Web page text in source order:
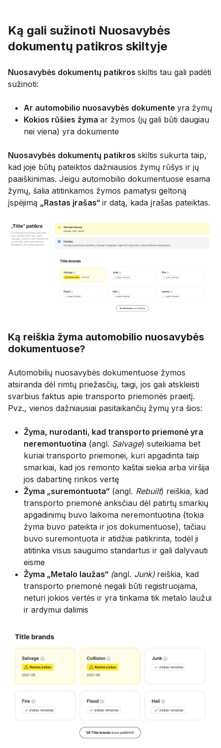
Ką gali sužinoti Nuosavybės
dokumentų patikros skiltyje
Nuosavybės dokumentų patikros skiltis tau gali padėti
sužinoti:
Ar automobilio nuosavybės dokumente yra žymų
Kokios rūšies žyma ar žymos (jų gali būti daugiau
nei viena) yra dokumente
Nuosavybės dokumentų patikros skiltis sukurta taip,
kad joje būtų pateiktos dažniausios žymų rūšys ir jų
paaiškinimas. Jeigu automobilio dokumentuose esama
žymų, šalia atitinkamos žymos pamatysi geltoną
įspėjimą „Rastas įrašas“ ir datą, kada įrašas pateiktas.
Ką reiškia žyma automobilio nuosavybės
dokumentuose?
Automobilių nuosavybės dokumentuose žymos
atsiranda dėl rimtų priežasčių, taigi, jos gali atskleisti
svarbius faktus apie transporto priemonės praeitį.
Pvz., vienos dažniausiai pasitaikančių žymų yra šios:
Žyma, nurodanti, kad transporto priemonė yra
neremontuotina (angl. Salvage) suteikiama bet
kuriai transporto priemonei, kuri apgadinta taip
smarkiai, kad jos remonto kaštai siekia arba viršija
jos dabartinę rinkos vertę
Žyma „suremontuota“ (angl. Rebuilt) reiškia, kad
transporto priemonė anksčiau dėl patirtų smarkių
apgadinimų buvo laikoma neremontuotina (tokia
žyma buvo pateikta ir jos dokumentuose), tačiau
buvo suremontuota ir atidžiai patikrinta, todėl ji
atitinka visus saugumo standartus ir gali dalyvauti
eisme
Žyma „Metalo laužas“ (angl. Junk) reiškia, kad
transporto priemonė negali būti registruojama,
neturi jokios vertės ir yra tinkama tik metalo laužui
ir ardymui dalimis